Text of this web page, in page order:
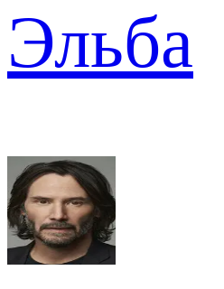
Эльба